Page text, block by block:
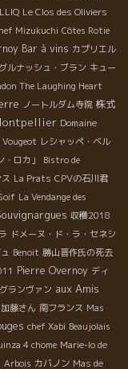
Le Clos des Oliviers
Mizukuchi Côtes Rotie
Bar à vins カプリエル
グルナッシュ・ブラン キュー
The Laughing Heart
ノートルダム寺院 株式
Domaine
Vougeot レシャッペ・ベル
ロカ」
Bistro de
La Prats CPVの石川君
La Vendange des
収穫2018
ドメーヌ・ド・ラ・セネシ
Benoit 勝山晋作氏の死去
Pierre Overnoy ディ
ランヴァン aux Amis
藤さん 南フランス Mas
chef Xabi Beaujolais
4 chome Marie-lo de
Arbois カバノン Mas de